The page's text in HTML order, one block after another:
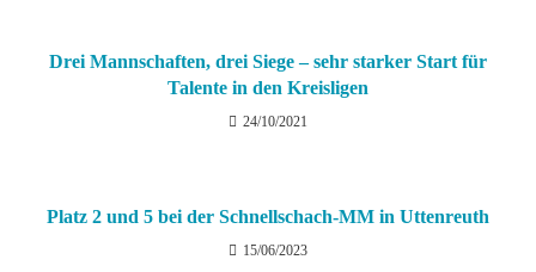
Drei Mannschaften, drei Siege – sehr starker Start für
Talente in den Kreisligen
24/10/2021
Platz 2 und 5 bei der Schnellschach-MM in Uttenreuth
15/06/2023